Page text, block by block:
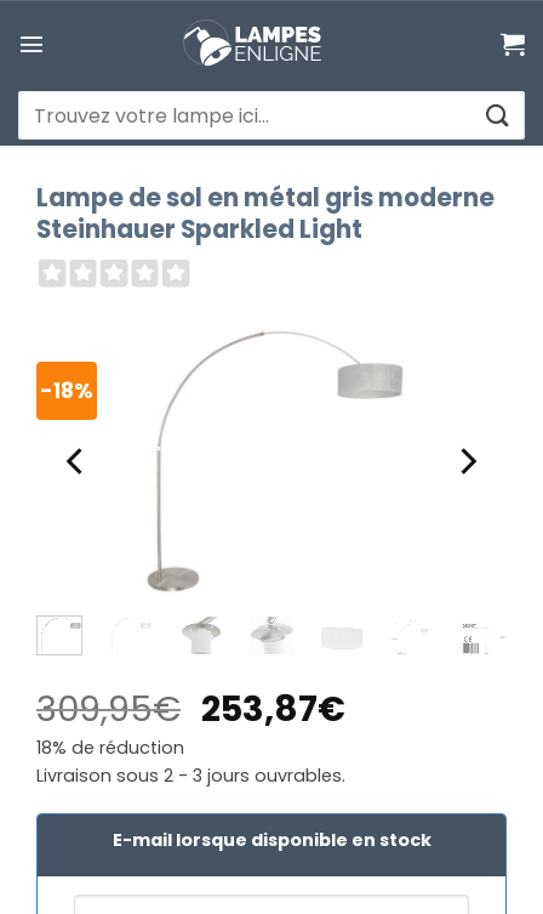
au
Recherche
pour :
Lampe de sol en métal gris moderne
Steinhauer Sparkled Light
-18%
309,95€ Le
initial
était :
309,95€.
253,87€Le
actuel
est :
253,87€.
18% de réduction
Livraison sous 2 - 3 jours ouvrables.
E-mail lorsque disponible en stock